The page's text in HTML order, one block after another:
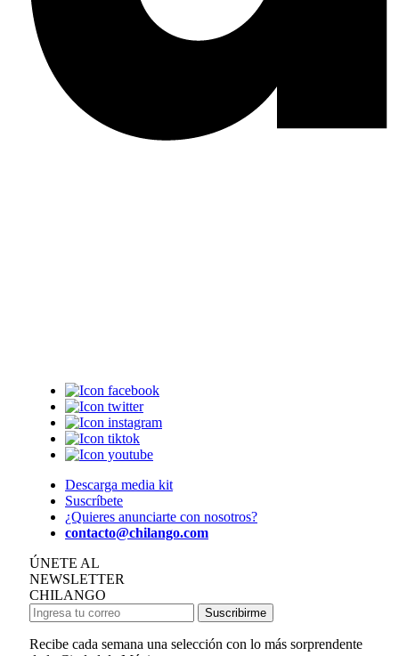
Descarga media kit
Suscríbete
¿Quieres anunciarte con nosotros?
contacto@chilango.com
ÚNETE AL
NEWSLETTER
CHILANGO
Suscribirme
Recibe cada semana una selección con lo más sorprendente